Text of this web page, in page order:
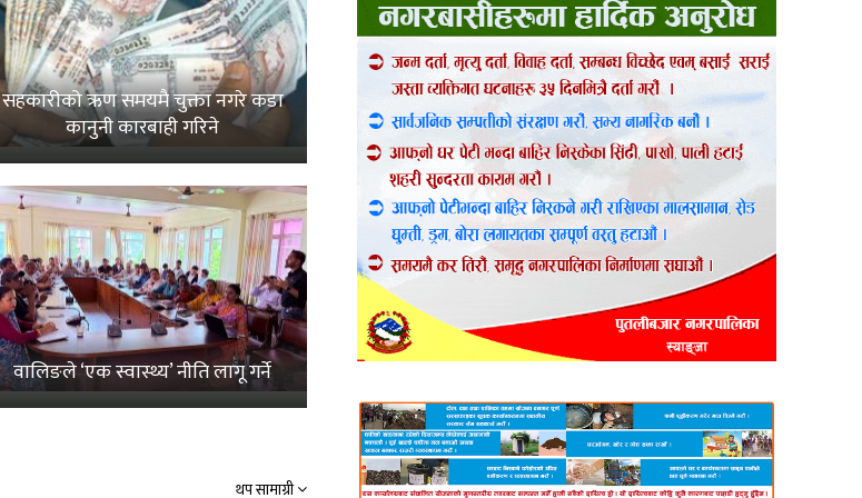
सहकारीको ऋण समयमै चुक्ता नगरे कडा
कानुनी कारबाही गरिने
वालिङले ‘एक स्वास्थ्य’ नीति लागू गर्ने
थप सामाग्री